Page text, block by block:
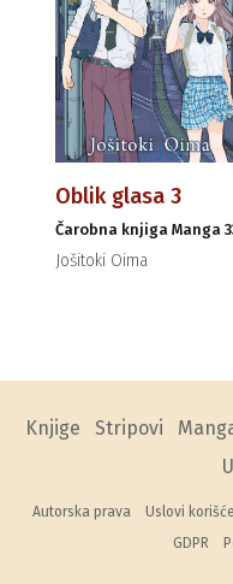
Oblik glasa 3
Čarobna knjiga Manga
Jošitoki Oima
Knjige Stripovi
Autorska prava Uslovi
GDPR